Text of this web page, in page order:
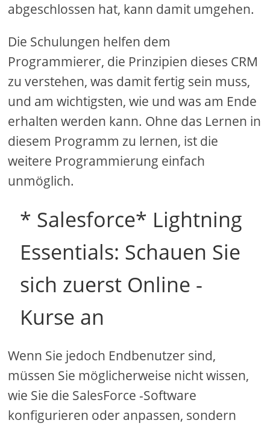
abgeschlossen hat, kann damit umgehen.
Die Schulungen helfen dem
Programmierer, die Prinzipien dieses CRM
zu verstehen, was damit fertig sein muss,
und am wichtigsten, wie und was am Ende
erhalten werden kann. Ohne das Lernen in
diesem Programm zu lernen, ist die
weitere Programmierung einfach
unmöglich.
* Salesforce* Lightning
Essentials: Schauen Sie
sich zuerst Online -
Kurse an
Wenn Sie jedoch Endbenutzer sind,
müssen Sie möglicherweise nicht wissen,
wie Sie die SalesForce -Software
konfigurieren oder anpassen, sondern